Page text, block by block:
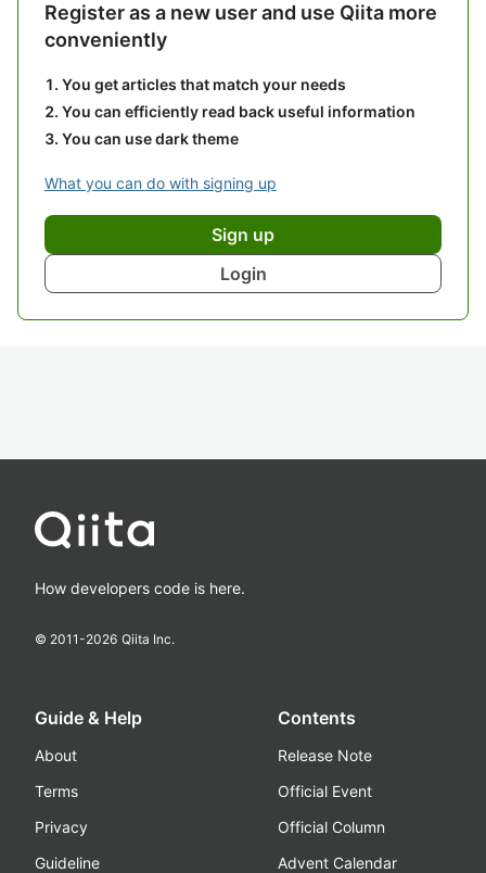
Register as a new user and use Qiita more
conveniently
You get articles that match your needs
You can efficiently read back useful information
You can use dark theme
What you can do with signing up
Sign up
Login
How developers code is here.
© 2011-2026 Qiita Inc.
Guide & Help
About
Terms
Privacy
Guideline
Contents
Release Note
Official Event
Official Column
Advent Calendar